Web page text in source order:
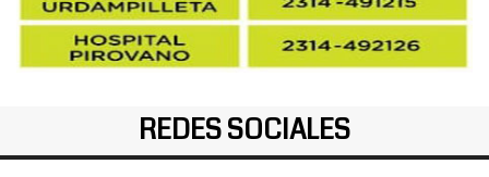
REDES SOCIALES